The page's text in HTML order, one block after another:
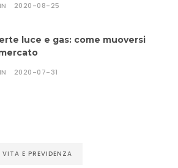
2020-08-25
luce e gas: come muoversi
2020-07-31
E PREVIDENZA